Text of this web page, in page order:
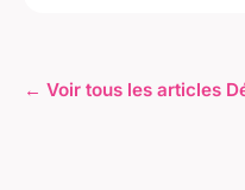
← Voir tous les articles